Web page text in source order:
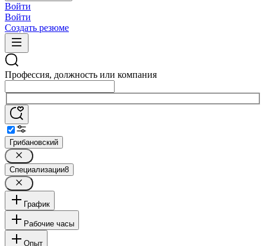
Войти
Войти
Создать резюме
Профессия, должность или компания
Грибановский
Специализации8
График
Рабочие часы
Опыт